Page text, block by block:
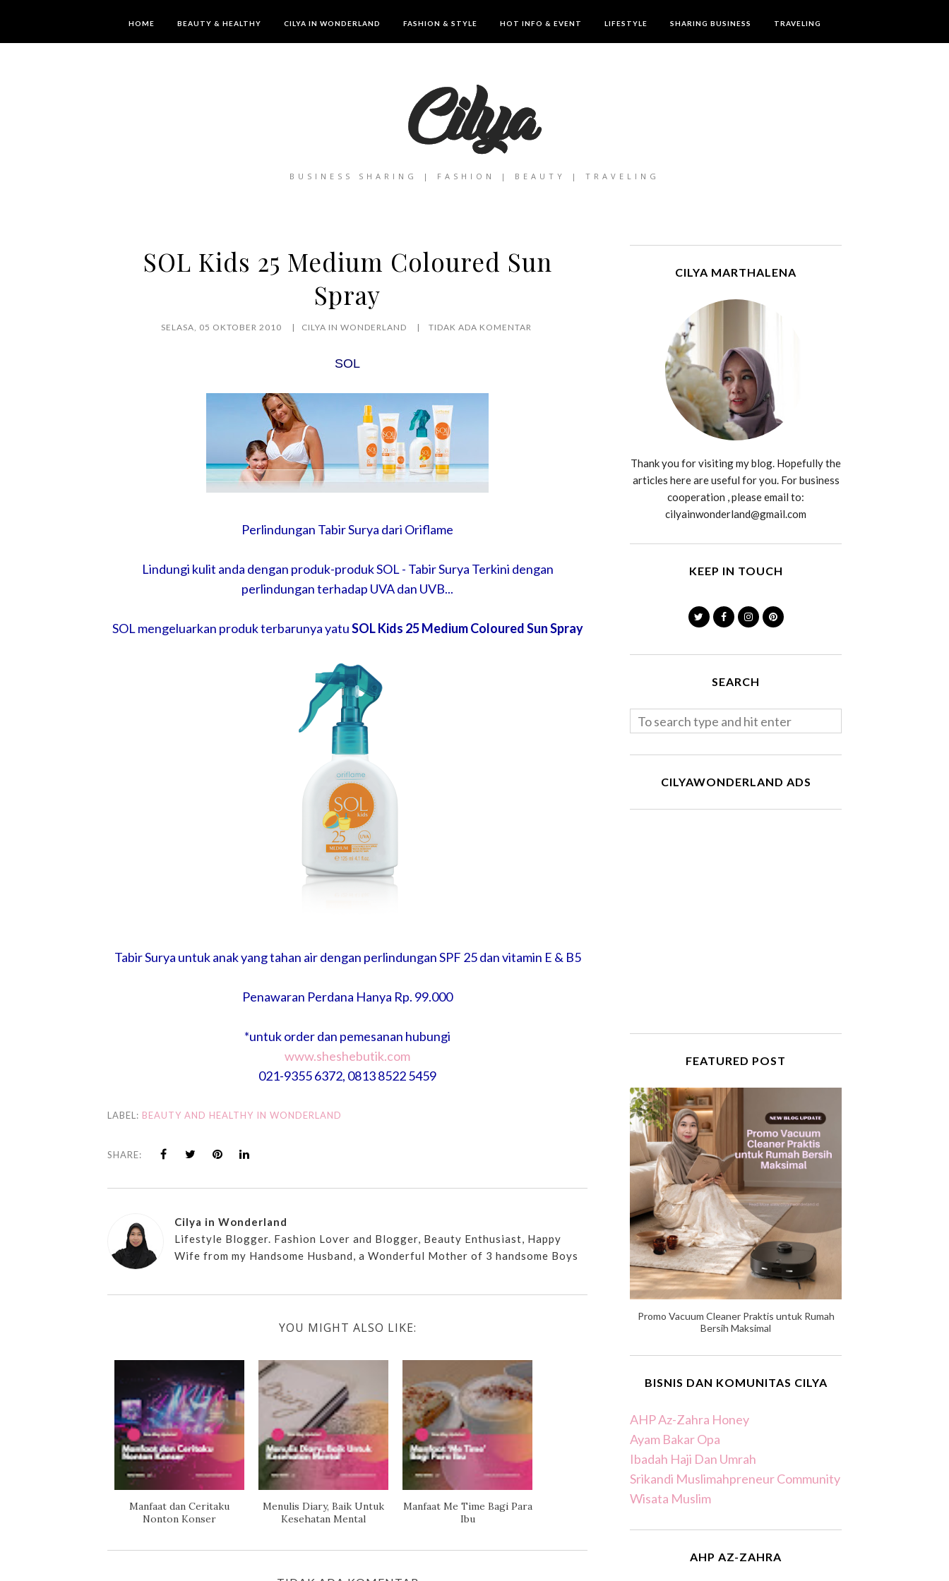
HOME BEAUTY & HEALTHY CILYA IN WONDERLAND FASHION & STYLE HOT INFO & EVENT LIFESTYLE SHARING BUSINESS TRAVELING
BUSINESS SHARING | FASHION | BEAUTY | TRAVELING
SOL Kids 25 Medium Coloured Sun
Spray
SELASA, 05 OKTOBER 2010 CILYA IN WONDERLAND TIDAK ADA KOMENTAR
SOL
Perlindungan Tabir Surya dari Oriflame
Lindungi kulit anda dengan produk-produk SOL - Tabir Surya Terkini dengan
perlindungan terhadap UVA dan UVB...
SOL mengeluarkan produk terbarunya yatuSOL Kids 25 Medium Coloured Sun Spray
Tabir Surya untuk anak yang tahan air dengan perlindungan SPF 25 dan vitamin E & B5
Penawaran Perdana Hanya Rp. 99.000
*untuk order dan pemesanan hubungi
www.sheshebutik.com
021-9355 6372, 0813 8522 5459
LABEL: BEAUTY AND HEALTHY IN WONDERLAND
SHARE:
Cilya in Wonderland
Lifestyle Blogger. Fashion Lover and Blogger, Beauty Enthusiast, Happy
Wife from my Handsome Husband, a Wonderful Mother of 3 handsome Boys
YOU MIGHT ALSO LIKE:
Manfaat dan Ceritaku
Nonton Konser
Menulis Diary, Baik Untuk
Kesehatan Mental
Manfaat Me Time Bagi Para
Ibu
CILYA MARTHALENA
Thank you for visiting my blog. Hopefully the
articles here are useful for you. For business
cooperation , please email to:
cilyainwonderland@gmail.com
KEEP IN TOUCH
SEARCH
CILYAWONDERLAND ADS
FEATURED POST
Promo Vacuum Cleaner Praktis untuk Rumah
Bersih Maksimal
BISNIS DAN KOMUNITAS CILYA
AHP Az-Zahra Honey
Ayam Bakar Opa
Ibadah Haji Dan Umrah
Srikandi Muslimahpreneur Community
Wisata Muslim
AHP AZ-ZAHRA